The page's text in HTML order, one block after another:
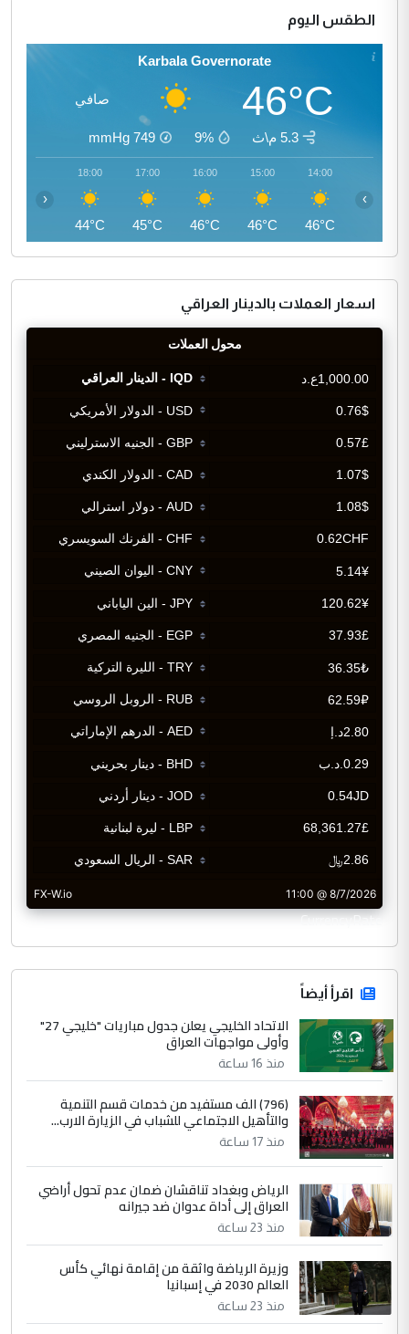
الطقس اليوم
Karbala Governorate
46°C صافي
5.3 م\ث 9%
749
mmHg
14:00
46°C
15:00
46°C
16:00
46°C
17:00
45°C
18:00
44°C
‹ ›
اسعار العملات بالدينار العراقي
CurrencyRate
اقرأ أيضاً
الاتحاد الخليجي يعلن جدول مباريات "خليجي 27"
وأولى مواجهات العراق
منذ 16 ساعة
(796) الف مستفيد من خدمات قسم التنمية
والتأهيل الاجتماعي للشباب في الزيارة الارب...
منذ 17 ساعة
الرياض وبغداد تناقشان ضمان عدم تحول أراضي
العراق إلى أداة عدوان ضد جيرانه
منذ 23 ساعة
وزيرة الرياضة واثقة من إقامة نهائي كأس
العالم 2030 في إسبانيا
منذ 23 ساعة